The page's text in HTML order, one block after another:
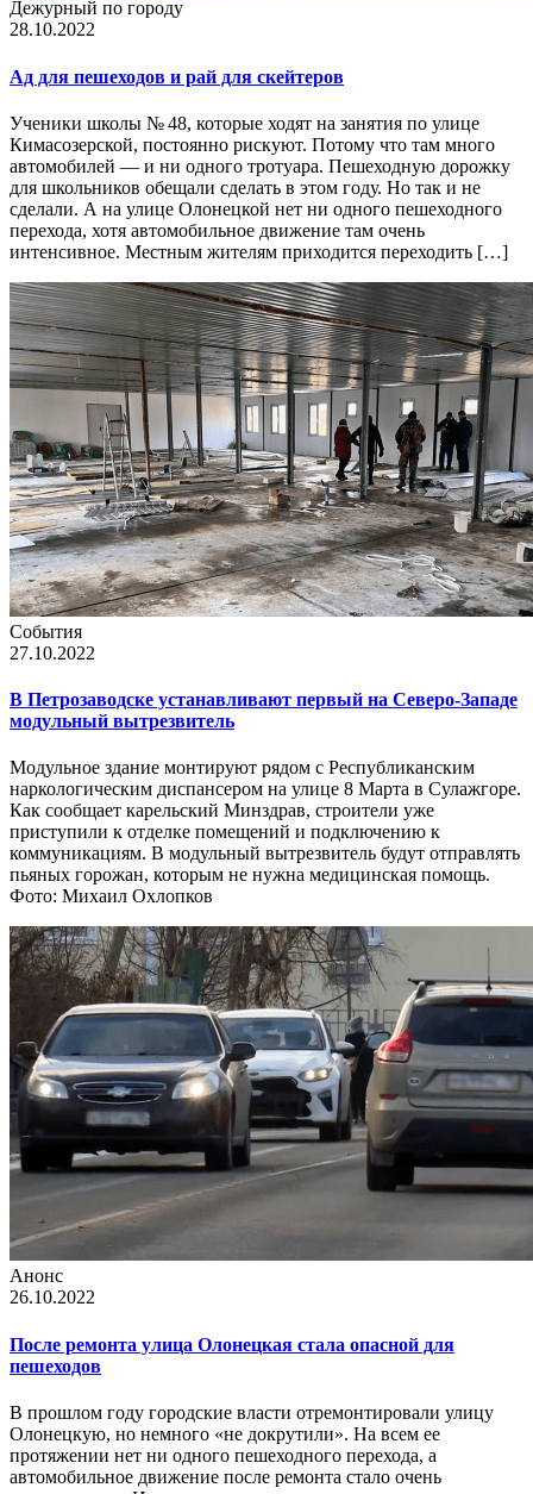
Дежурный по городу
28.10.2022
Ад для пешеходов и рай для скейтеров
Ученики школы № 48, которые ходят на занятия по улице
Кимасозерской, постоянно рискуют. Потому что там много
автомобилей — и ни одного тротуара. Пешеходную дорожку
для школьников обещали сделать в этом году. Но так и не
сделали. А на улице Олонецкой нет ни одного пешеходного
перехода, хотя автомобильное движение там очень
интенсивное. Местным жителям приходится переходить […]
События
27.10.2022
В Петрозаводске устанавливают первый на Северо-Западе
модульный вытрезвитель
Модульное здание монтируют рядом с Республиканским
наркологическим диспансером на улице 8 Марта в Сулажгоре.
Как сообщает карельский Минздрав, строители уже
приступили к отделке помещений и подключению к
коммуникациям. В модульный вытрезвитель будут отправлять
пьяных горожан, которым не нужна медицинская помощь.
Фото: Михаил Охлопков
Анонс
26.10.2022
После ремонта улица Олонецкая стала опасной для
пешеходов
В прошлом году городские власти отремонтировали улицу
Олонецкую, но немного «не докрутили». На всем ее
протяжении нет ни одного пешеходного перехода, а
автомобильное движение после ремонта стало очень